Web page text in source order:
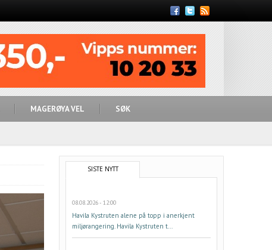
Feed
MAGERØYA VEL SØK
SISTE NYTT
08.08.2026 - 12:00
Havila Kystruten alene på topp i anerkjent
miljørangering. Havila Kystruten t...